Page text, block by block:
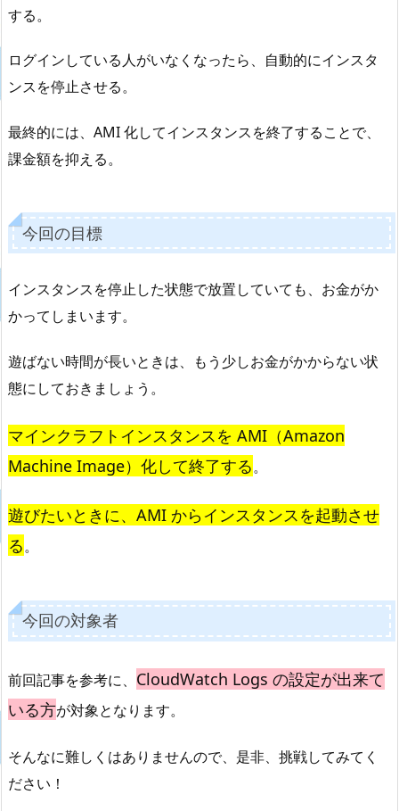
する。
ログインしている人がいなくなったら、自動的にインスタ
ンスを停止させる。
最終的には、AMI 化してインスタンスを終了することで、
課金額を抑える。
今回の目標
インスタンスを停止した状態で放置していても、お金がか
かってしまいます。
遊ばない時間が長いときは、もう少しお金がかからない状
態にしておきましょう。
マインクラフトインスタンスを AMI（Amazon
Machine Image）化して終了する。
遊びたいときに、AMI からインスタンスを起動させ
る。
今回の対象者
前回記事を参考に、 CloudWatch Logs の設定が出来て
いる方が対象となります。
そんなに難しくはありませんので、是非、挑戦してみてく
ださい！